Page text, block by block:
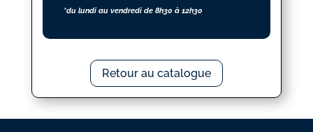
*du lundi au vendredi de 8h30 à 12h30
Retour au catalogue